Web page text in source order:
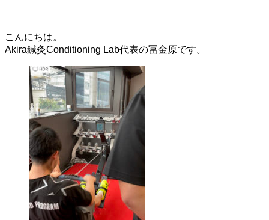
こんにちは。
Akira鍼灸Conditioning Lab代表の冨金原です。